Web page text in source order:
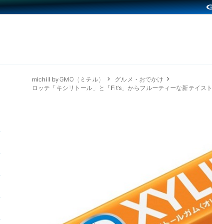
michill byGMO（ミチル）
グルメ・おでかけ
ロッテ「キシリトール」と「Fit’s」からフルーティーな新テイス